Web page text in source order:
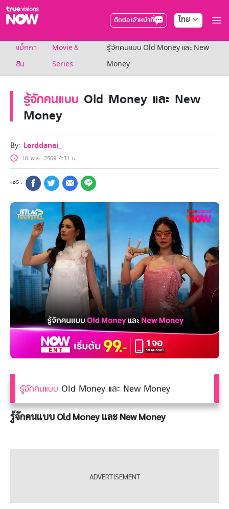
ติดต่อเจ้าหน้าที่ ไทย
True AF2026
แพ็กเกจ
NOW ENT
NOW SPORTS
NOW Muay Thai
แพ็กเกจทรูวิชันส์นาวทั้งหมด
เคเบิลและจานดาวเทียม
สิทธิพิเศษ
สิทธิพิเศษลูกค้าทรูวิชั่นส์
Showtime
HoReCa
แพ็กเกจสำหรับผู้ประกอบการ
หาร้านร่วมรายการ
FAQs
แม็กกา
ซีน
Movie &
Series
รู้จักคนแบบ Old Money และ New
Money
รู้จักคนแบบ Old Money และ New
Money
By: Lerddanai_
10 พ.ค. 2569 4:31 น.
รู้จักคนแบบ Old Money และ New Money
รู้จักคนแบบ Old Money และ New Money